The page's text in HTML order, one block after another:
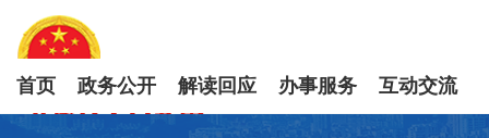
首页 政务公开 解读回应 办事服务 互动交流